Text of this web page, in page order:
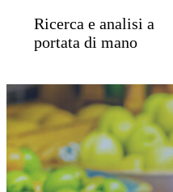
Ricerca e analisi a
portata di mano